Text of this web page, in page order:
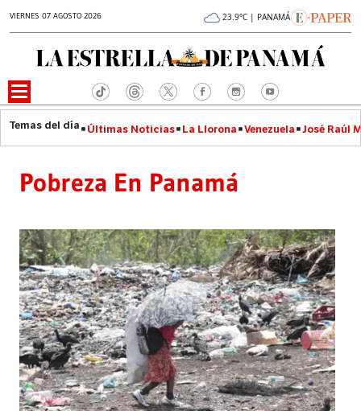
VIERNES 07 AGOSTO 2026 23.9°C | PANAMÁ
Últimas Noticias La Llorona Venezuela José Raúl
Pobreza En Panamá